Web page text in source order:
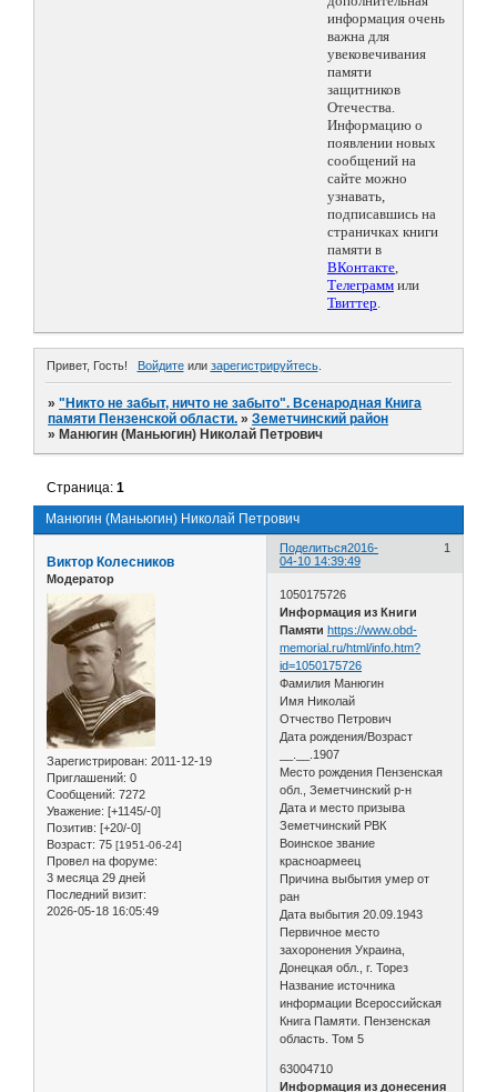
информация очень
важна для
увековечивания
памяти
защитников
Отечества.
Информацию о
появлении новых
сообщений на
сайте можно
узнавать,
подписавшись на
страничках книги
памяти в
ВКонтакте,
Телеграмм или
Твиттер.
Привет, Гость! Войдитеили зарегистрируйтесь.
»"Никто не забыт, ничто не забыто". Всенародная Книга
памяти Пензенской области. »Земетчинский район
» Манюгин (Маньюгин) Николай Петрович
Манюгин (Маньюгин) Николай Петрович
Страница:1
Поделиться 1
2016-
04-10 14:39:49
Виктор Колесников
Модератор
Зарегистрирован: 2011-12-19
Приглашений: 0
Сообщений: 7272
Уважение: [+1145/-0]
Позитив: [+20/-0]
Возраст: 75 [1951-06-24]
Провел на форуме:
3 месяца 29 дней
Последний визит:
2026-05-18 16:05:49
1050175726
Информация из Книги
Памяти https://www.obd-
memorial.ru/html/info.htm?
id=1050175726
Фамилия Манюгин
Имя Николай
Отчество Петрович
Дата рождения/Возраст
__.__.1907
Место рождения Пензенская
обл., Земетчинский р-н
Дата и место призыва
Земетчинский РВК
Воинское звание
красноармеец
Причина выбытия умер от
ран
Дата выбытия 20.09.1943
Первичное место
захоронения Украина,
Донецкая обл., г. Торез
Название источника
информации Всероссийская
Книга Памяти. Пензенская
область. Том 5
63004710
Информация из донесения